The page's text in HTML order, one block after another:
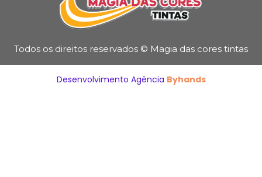
Todos os direitos reservados © Magia das cores tintas
Desenvolvimento Agência Byhands